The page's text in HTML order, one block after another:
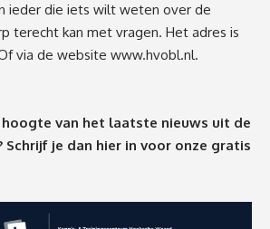
ieder die iets wilt weten over de
terecht kan met vragen. Het adres is
via de website www.hvobl.nl.
hoogte van het laatste nieuws uit de
Schrijf je dan hier in voor onze gratis